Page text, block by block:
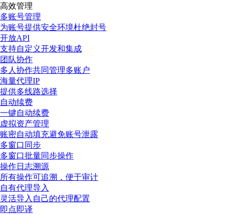
高效管理
多账号管理
为账号提供安全环境杜绝封号
开放API
支持自定义开发和集成
团队协作
多人协作共同管理多账户
海量代理IP
提供多线路选择
自动续费
一键自动续费
虚拟资产管理
账密自动填充避免账号泄露
多窗口同步
多窗口批量同步操作
操作日志溯源
所有操作可追溯，便于审计
自有代理导入
灵活导入自己的代理配置
即点即译